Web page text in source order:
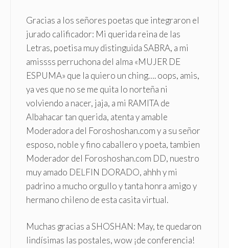
Gracias a los señores poetas que integraron el
jurado calificador: Mi querida reina de las
Letras, poetisa muy distinguida SABRA, a mi
amissss perruchona del alma «MUJER DE
ESPUMA» que la quiero un ching…. oops, amis,
ya ves que no se me quita lo norteña ni
volviendo a nacer, jaja, a mi RAMITA de
Albahacar tan querida, atenta y amable
Moderadora del Foroshoshan.com y a su señor
esposo, noble y fino caballero y poeta, tambien
Moderador del Foroshoshan.com DD, nuestro
muy amado DELFIN DORADO, ahhh y mi
padrino a mucho orgullo y tanta honra amigo y
hermano chileno de esta casita virtual.
Muchas gracias a SHOSHAN: May, te quedaron
lindísimas las postales, wow ¡de conferencia!